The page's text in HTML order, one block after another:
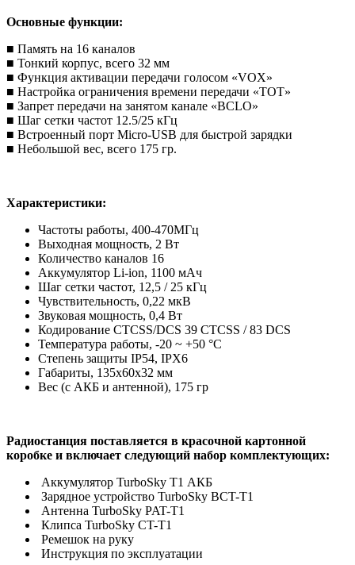
Основные функции:
■ Память на 16 каналов
■ Тонкий корпус, всего 32 мм
■ Функция активации передачи голосом «VOX»
■ Настройка ограничения времени передачи «TOT»
■ Запрет передачи на занятом канале «BCLO»
■ Шаг сетки частот 12.5/25 кГц
■ Встроенный порт Micro-USB для быстрой зарядки
■ Небольшой вес, всего 175 гр.
Характеристики:
Частоты работы, 400-470МГц
Выходная мощность, 2 Вт
Количество каналов 16
Аккумулятор Li-ion, 1100 мАч
Шаг сетки частот, 12,5 / 25 кГц
Чувствительность, 0,22 мкВ
Звуковая мощность, 0,4 Вт
Кодирование CTCSS/DCS 39 CTCSS / 83 DCS
Температура работы, -20 ~ +50 °С
Степень защиты IP54, IPX6
Габариты, 135х60х32 мм
Вес (с АКБ и антенной), 175 гр
Радиостанция поставляется в красочной картонной
коробке и включает следующий набор комплектующих:
Аккумулятор TurboSky T1 АКБ
Зарядное устройство TurboSky BCT-T1
Антенна TurboSky PAT-T1
Клипса TurboSky CT-T1
Ремешок на руку
Инструкция по эксплуатации